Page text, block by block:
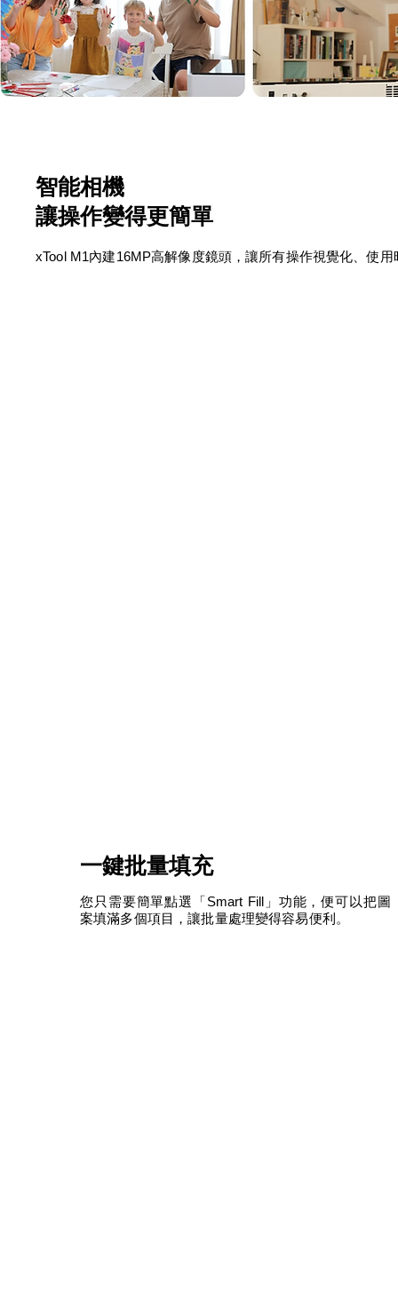
智能相機
讓操作變得更簡單
xTool M1內建16MP高解像度鏡頭，讓所有操作視覺化、使
一鍵批量填充
您只需要簡單點選「Smart Fill」功能，便可以把圖
案填滿多個項目，讓批量處理變得容易便利。